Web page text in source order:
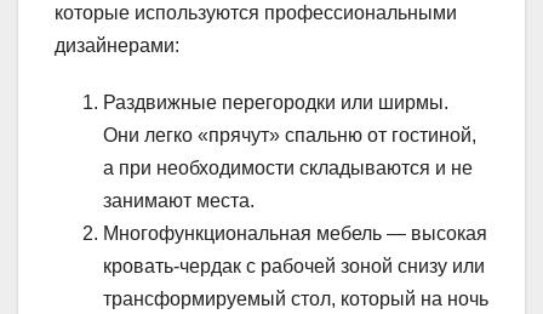
которые используются профессиональными
дизайнерами:
Раздвижные перегородки или ширмы.
Они легко «прячут» спальню от гостиной,
а при необходимости складываются и не
занимают места.
Многофункциональная мебель — высокая
кровать-чердак с рабочей зоной снизу или
трансформируемый стол, который на ночь